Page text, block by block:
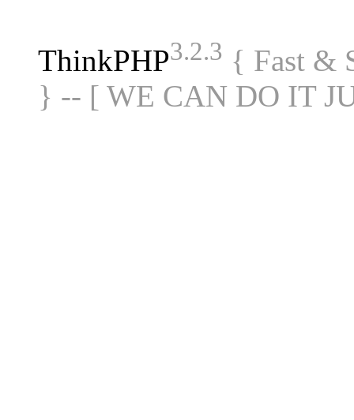
ThinkPHP3.2.3 { Fast &
} -- [ WE CAN DO IT